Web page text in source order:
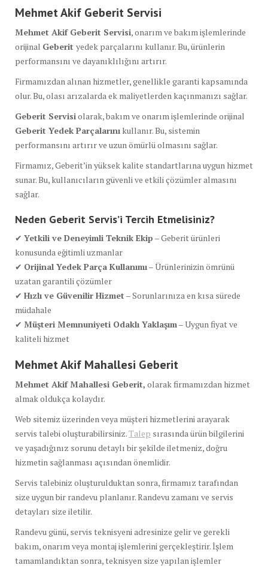
Mehmet Akif Geberit Servisi
Mehmet Akif Geberit Servisi, onarım ve bakım işlemlerinde
orijinal Geberit yedek parçalarını kullanır. Bu, ürünlerin
performansını ve dayanıklılığını artırır.
Firmamızdan alınan hizmetler, genellikle garanti kapsamında
olur. Bu, olası arızalarda ek maliyetlerden kaçınmanızı sağlar.
Geberit Servisiolarak, bakım ve onarım işlemlerinde orijinal
Geberit Yedek Parçalarını kullanır. Bu, sistemin
performansını artırır ve uzun ömürlü olmasını sağlar.
Firmamız, Geberit’in yüksek kalite standartlarına uygun hizmet
sunar. Bu, kullanıcıların güvenli ve etkili çözümler almasını
sağlar.
Neden Geberit Servis’i Tercih Etmelisiniz?
✔ Yetkili ve Deneyimli Teknik Ekip – Geberit ürünleri
konusunda eğitimli uzmanlar
✔ Orijinal Yedek Parça Kullanımı– Ürünlerinizin ömrünü
uzatan garantili çözümler
✔ Hızlı ve Güvenilir Hizmet – Sorunlarınıza en kısa sürede
müdahale
✔ Müşteri Memnuniyeti Odaklı Yaklaşım– Uygun fiyat ve
kaliteli hizmet
Mehmet Akif Mahallesi Geberit
Mehmet Akif Mahallesi Geberit, olarak firmamızdan hizmet
almak oldukça kolaydır.
Web sitemiz üzerinden veya müşteri hizmetlerini arayarak
servis talebi oluşturabilirsiniz.Talep sırasında ürün bilgilerini
ve yaşadığınız sorunu detaylı bir şekilde iletmeniz, doğru
hizmetin sağlanması açısından önemlidir.
Servis talebiniz oluşturulduktan sonra, firmamız tarafından
size uygun bir randevu planlanır. Randevu zamanı ve servis
detayları size iletilir.
Randevu günü, servis teknisyeni adresinize gelir ve gerekli
bakım, onarım veya montaj işlemlerini gerçekleştirir. İşlem
tamamlandıktan sonra, teknisyen size yapılan işlemler